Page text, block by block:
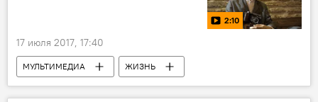
2:10
17 июля 2017, 17:40
МУЛЬТИМЕДИА
ЖИЗНЬ
Азербайджан
Видео Новости